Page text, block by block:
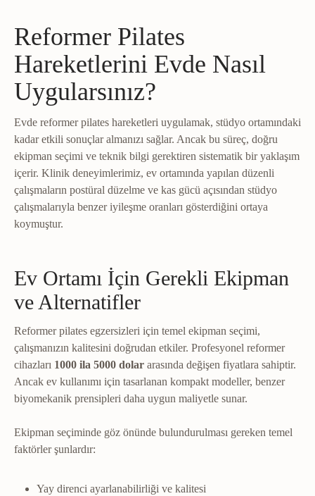
Reformer Pilates
Hareketlerini Evde Nasıl
Uygularsınız?
Evde reformer pilates hareketleri uygulamak, stüdyo ortamındaki
kadar etkili sonuçlar almanızı sağlar. Ancak bu süreç, doğru
ekipman seçimi ve teknik bilgi gerektiren sistematik bir yaklaşım
içerir. Klinik deneyimlerimiz, ev ortamında yapılan düzenli
çalışmaların postüral düzelme ve kas gücü açısından stüdyo
çalışmalarıyla benzer iyileşme oranları gösterdiğini ortaya
koymuştur.
Ev Ortamı İçin Gerekli Ekipman
ve Alternatifler
Reformer pilates egzersizleri için temel ekipman seçimi,
çalışmanızın kalitesini doğrudan etkiler. Profesyonel reformer
cihazları 1000 ila 5000 dolar arasında değişen fiyatlara sahiptir.
Ancak ev kullanımı için tasarlanan kompakt modeller, benzer
biyomekanik prensipleri daha uygun maliyetle sunar.
Ekipman seçiminde göz önünde bulundurulması gereken temel
faktörler şunlardır:
Yay direnci ayarlanabilirliği ve kalitesi